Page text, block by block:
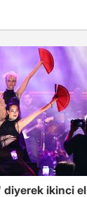
diyerek ikinci el